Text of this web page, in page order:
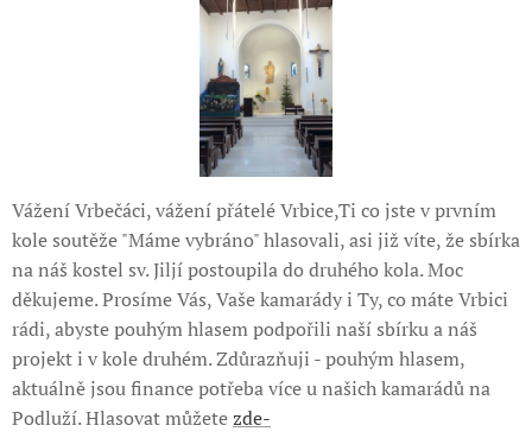
Vážení Vrbečáci, vážení přátelé Vrbice,Ti co jste v prvním
kole soutěže "Máme vybráno" hlasovali, asi již víte, že sbírka
na náš kostel sv. Jiljí postoupila do druhého kola. Moc
děkujeme. Prosíme Vás, Vaše kamarády i Ty, co máte Vrbici
rádi, abyste pouhým hlasem podpořili naší sbírku a náš
projekt i v kole druhém. Zdůrazňuji - pouhým hlasem,
aktuálně jsou finance potřeba více u našich kamarádů na
Podluží. Hlasovat můžetezde-